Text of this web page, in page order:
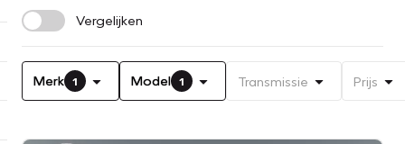
Vergelijken
Merk 1 Model 1 Transmissie Prijs